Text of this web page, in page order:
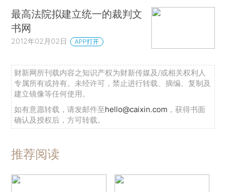
最高法院拟建立统一的裁判文
书网
2012年02月02日 APP打开
财新网所刊载内容之知识产权为财新传媒及/或相关权利人
专属所有或持有。未经许可，禁止进行转载、摘编、复制及
建立镜像等任何使用。
如有意愿转载，请发邮件至hello@caixin.com ，获得书面
确认及授权后，方可转载。
推荐阅读